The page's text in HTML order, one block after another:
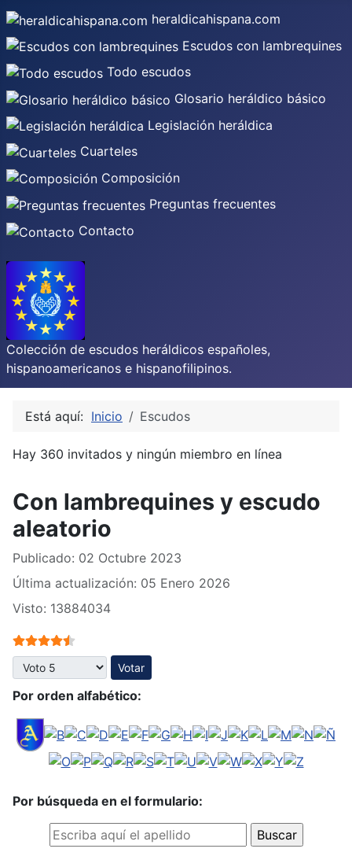
heraldicahispana.com
Escudos con lambrequines
Todo escudos
Glosario heráldico básico
Legislación heráldica
Cuarteles
Composición
Preguntas frecuentes
Contacto
Colección de escudos heráldicos españoles,
hispanoamericanos e hispanofilipinos.
Está aquí: Inicio Escudos
Hay 360 invitados y ningún miembro en línea
Con lambrequines y escudo
aleatorio
Publicado: 02 Octubre 2023
Última actualización: 05 Enero 2026
Visto: 13884034
Ratio:4.5/
Por favor, vote
Por orden alfabético:
Por búsqueda en el formulario: